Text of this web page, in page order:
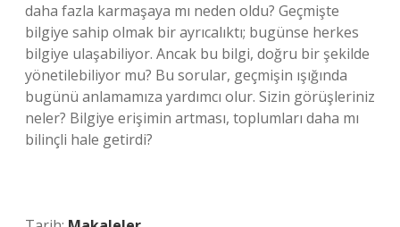
daha fazla karmaşaya mı neden oldu? Geçmişte
bilgiye sahip olmak bir ayrıcalıktı; bugünse herkes
bilgiye ulaşabiliyor. Ancak bu bilgi, doğru bir şekilde
yönetilebiliyor mu? Bu sorular, geçmişin ışığında
bugünü anlamamıza yardımcı olur. Sizin görüşleriniz
neler? Bilgiye erişimin artması, toplumları daha mı
bilinçli hale getirdi?